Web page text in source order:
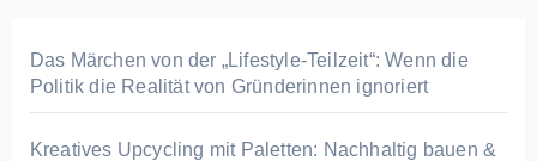
Das Märchen von der „Lifestyle-Teilzeit“: Wenn die
Politik die Realität von Gründerinnen ignoriert
Kreatives Upcycling mit Paletten: Nachhaltig bauen &